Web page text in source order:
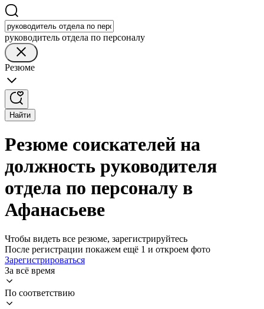
руководитель отдела по персоналу
Резюме
Найти
Резюме соискателей на
должность руководителя
отдела по персоналу в
Афанасьеве
Чтобы видеть все резюме, зарегистрируйтесь
После регистрации покажем ещё 1 и откроем фото
Зарегистрироваться
За всё время
По соответствию